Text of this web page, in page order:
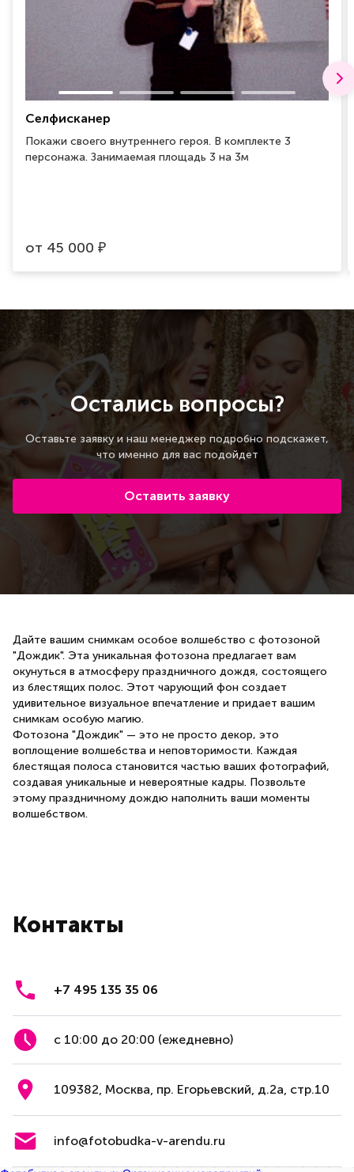
Селфисканер
Покажи своего внутреннего героя. В комплекте 3
персонажа. Занимаемая площадь 3 на 3м
от 45 000 ₽
Остались вопросы?
Оставьте заявку и наш менеджер подробно подскажет,
что именно для вас подойдет
Оставить заявку
Дайте вашим снимкам особое волшебство с фотозоной
"Дождик". Эта уникальная фотозона предлагает вам
окунуться в атмосферу праздничного дождя, состоящего
из блестящих полос. Этот чарующий фон создает
удивительное визуальное впечатление и придает вашим
снимкам особую магию.
Фотозона "Дождик" — это не просто декор, это
воплощение волшебства и неповторимости. Каждая
блестящая полоса становится частью ваших фотографий,
создавая уникальные и невероятные кадры. Позвольте
этому праздничному дождю наполнить ваши моменты
волшебством.
Контакты
+7 495 135 35 06
с 10:00 до 20:00 (ежедневно)
109382, Москва, пр. Егорьевский, д.2а, стр.10
info@fotobudka-v-arendu.ru